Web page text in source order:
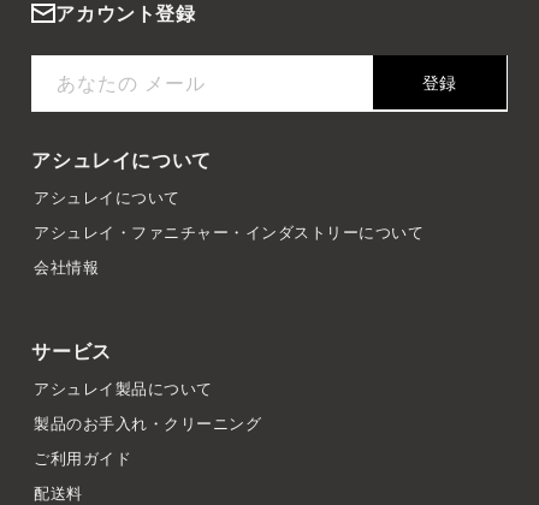
アカウント登録
あなたの メール 登録
アシュレイについて
アシュレイについて
アシュレイ・ファニチャー・インダストリーについて
会社情報
サービス
アシュレイ製品について
製品のお手入れ・クリーニング
ご利用ガイド
配送料